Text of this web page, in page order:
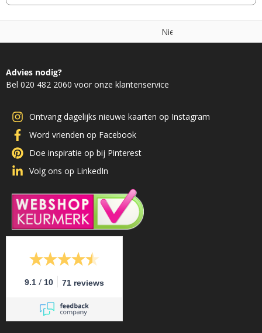
Nie
Advies nodig?
Bel 020 482 2060 voor onze klantenservice
Ontvang dagelijks nieuwe kaarten op Instagram
Word vrienden op Facebook
Doe inspiratie op bij Pinterest
Volg ons op LinkedIn
9.1 / 10 71 reviews